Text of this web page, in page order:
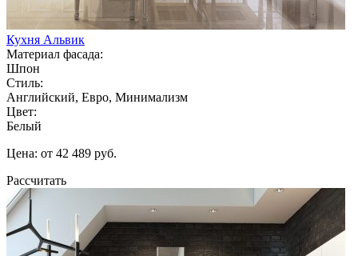
Кухня Альвик
Материал фасада:
Шпон
Стиль:
Английский, Евро, Минимализм
Цвет:
Белый
Цена: от 42 489 руб.
Рассчитать